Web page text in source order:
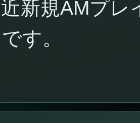
新規AMプ
す。